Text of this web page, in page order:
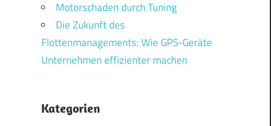
Motorschaden durch Tuning
Die Zukunft des
Flottenmanagements: Wie GPS-Geräte
Unternehmen effizienter machen
Kategorien